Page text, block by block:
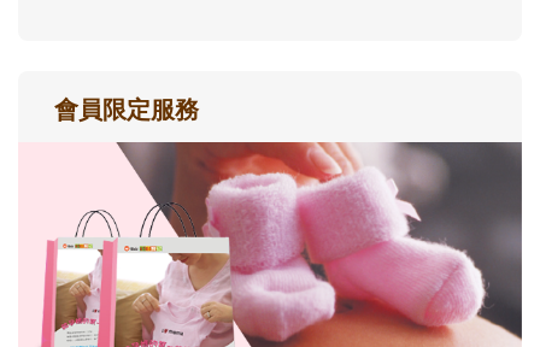
會員限定服務